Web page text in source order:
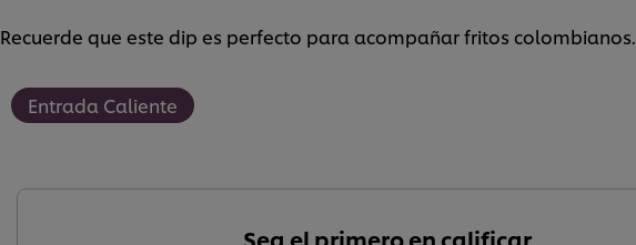
Recuerde que este dip es perfecto para acompañar fritos colombianos.
Entrada Caliente